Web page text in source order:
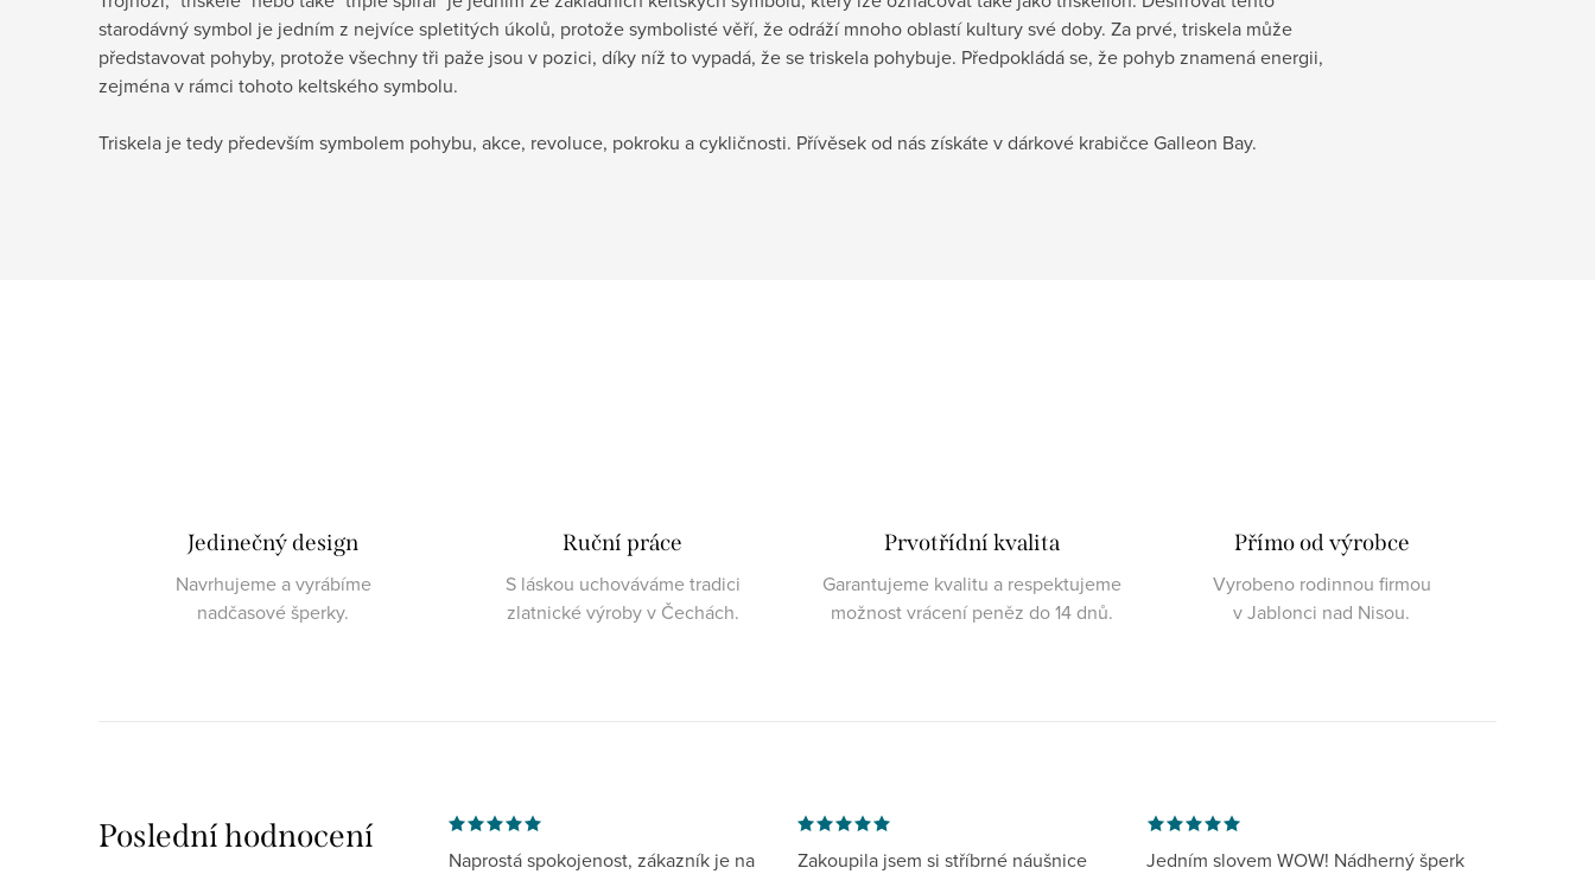
starodávný symbol je jedním z nejvíce spletitých úkolů, protože symbolisté věří, že odráží mnoho oblastí kultury své doby. Za prvé, triskela může
představovat pohyby, protože všechny tři paže jsou v pozici, díky níž to vypadá, že se triskela pohybuje. Předpokládá se, že pohyb znamená energii,
zejména v rámci tohoto keltského symbolu.
Triskela je tedy především symbolem pohybu, akce, revoluce, pokroku a cykličnosti. Přívěsek od nás získáte v dárkové krabičce Galleon Bay.
Jedinečný design
Navrhujeme a vyrábíme
nadčasové šperky.
Ruční práce
S láskou uchováváme tradici
zlatnické výroby v Čechách.
Prvotřídní kvalita
Garantujeme kvalitu a respektujeme
možnost vrácení peněz do 14 dnů.
Přímo od výrobce
Vyrobeno rodinnou firmou
v Jablonci nad Nisou.
Poslední hodnocení
Naprostá spokojenost, zákazník je na
Zakoupila jsem si stříbrné náušnice
Jedním slovem WOW! Nádherný šperk